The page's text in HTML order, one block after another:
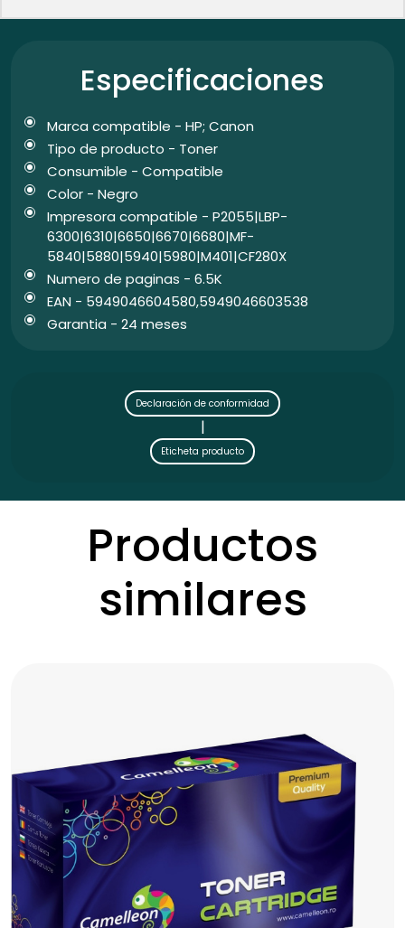
Especificaciones
Marca compatible - HP; Canon
Tipo de producto - Toner
Consumible - Compatible
Color - Negro
Impresora compatible - P2055|LBP-
6300|6310|6650|6670|6680|MF-
5840|5880|5940|5980|M401|CF280X
Numero de paginas - 6.5K
EAN - 5949046604580,5949046603538
Garantia - 24 meses
Declaración de conformidad
|
Eticheta producto
Productos
similares